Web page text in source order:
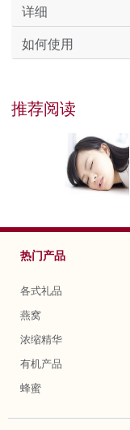
详细
如何使用
推荐阅读
热门产品
各式礼品
燕窝
浓缩精华
有机产品
蜂蜜